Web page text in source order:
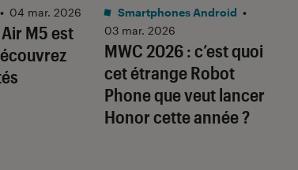
M5 est
• 04 mar. 2026
MWC 2026 : c’est quoi
cet étrange Robot
Phone que veut lancer
Honor cette année ?
Smartphones Android •
03 mar. 2026